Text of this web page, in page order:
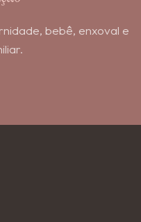
bebê, enxoval e